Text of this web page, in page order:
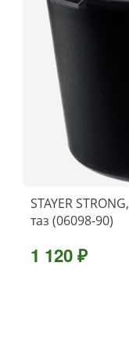
STAYER
таз (06098-90)
1 120 ₽